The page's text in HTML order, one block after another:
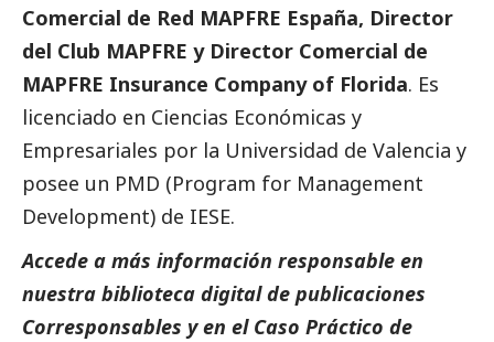
Comercial de Red MAPFRE España, Director
del Club MAPFRE y Director Comercial de
MAPFRE Insurance Company of Florida. Es
licenciado en Ciencias Económicas y
Empresariales por la Universidad de Valencia y
posee un PMD (Program for Management
Development) de IESE.
Accede a más información responsable en
nuestra biblioteca digital de publicaciones
Corresponsables y en el Caso Práctico de